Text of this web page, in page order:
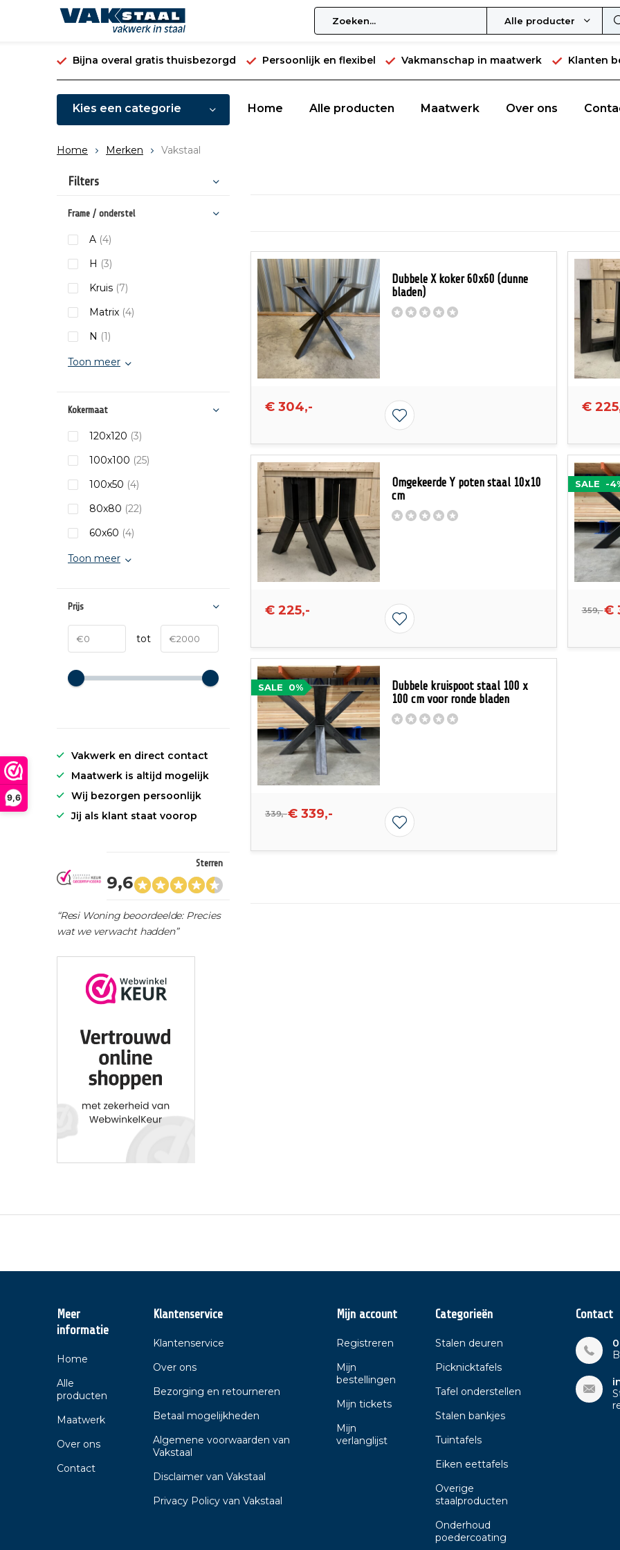
9,6
Alle producten
Bijna overal gratis thuisbezorgd Persoonlijk en flexibel Vakmanschap in maatwerk Klanten
Kies een categorie Home Alle producten Maatwerk Over ons
Home Merken Vakstaal
Dubbele X koker 60x60 (dunne
bladen)
€ 304,- €
Omgekeerde Y poten staal 10x10
cm
€ 225,-
-
SALE
359,-€
Dubbele kruispoot staal 100 x
100 cm voor ronde bladen
0%
SALE
339,-€ 339,-
Filters
Frame / onderstel
A (4)
H (3)
Kruis (7)
Matrix (4)
N (1)
Toon meer
Kokermaat
120x120 (3)
100x100 (25)
100x50 (4)
80x80 (22)
60x60 (4)
Toon meer
Prijs
tot
Vakwerk en direct contact
Maatwerk is altijd mogelijk
Wij bezorgen persoonlijk
Jij als klant staat voorop
9,6
Sterren
“Resi Woning beoordeelde: Precies
wat we verwacht hadden”
Meer
informatie
Home
Alle
producten
Maatwerk
Over ons
Contact
Klantenservice
Klantenservice
Over ons
Bezorging en retourneren
Betaal mogelijkheden
Algemene voorwaarden van
Vakstaal
Disclaimer van Vakstaal
Privacy Policy van Vakstaal
Mijn account
Registreren
Mijn
bestellingen
Mijn tickets
Mijn
verlanglijst
Categorieën
Stalen deuren
Picknicktafels
Tafel onderstellen
Stalen bankjes
Tuintafels
Eiken eettafels
Overige
staalproducten
Onderhoud
poedercoating
Contact